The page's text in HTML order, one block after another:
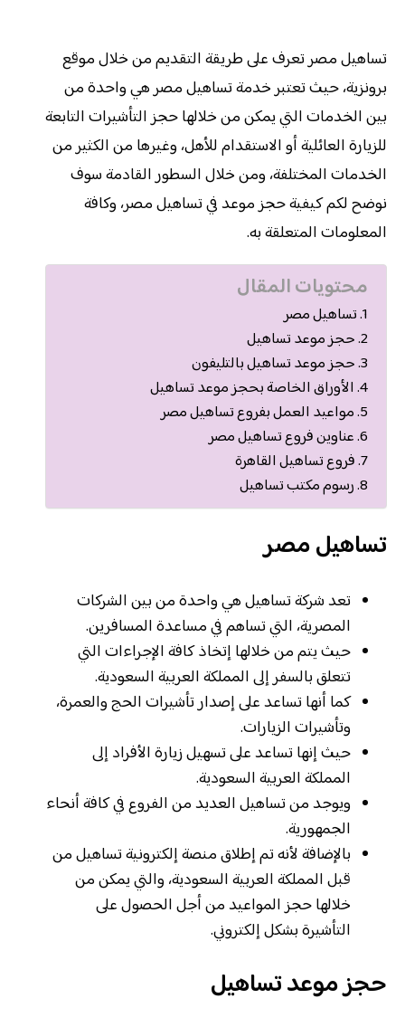
تساهيل مصر تعرف على طريقة التقديم من خلال موقع
برونزية، حيث تعتبر خدمة تساهيل مصر هي واحدة من
بين الخدمات التي يمكن من خلالها حجز التأشيرات التابعة
للزيارة العائلية أو الاستقدام للأهل، وغيرها من الكثير من
الخدمات المختلفة، ومن خلال السطور القادمة سوف
نوضح لكم كيفية حجز موعد في تساهيل مصر، وكافة
المعلومات المتعلقة به.
محتويات المقال
تساهيل مصر
حجز موعد تساهيل
حجز موعد تساهيل بالتليفون
الأوراق الخاصة بحجز موعد تساهيل
مواعيد العمل بفروع تساهيل مصر
عناوين فروع تساهيل مصر
فروع تساهيل القاهرة
رسوم مكتب تساهيل
تساهيل مصر
تعد شركة تساهيل هي واحدة من بين الشركات
المصرية، التي تساهم في مساعدة المسافرين.
حيث يتم من خلالها إتخاذ كافة الإجراءات التي
تتعلق بالسفر إلى المملكة العربية السعودية.
كما أنها تساعد على إصدار تأشيرات الحج والعمرة،
وتأشيرات الزيارات.
حيث إنها تساعد على تسهيل زيارة الأفراد إلى
المملكة العربية السعودية.
ويوجد من تساهيل العديد من الفروع في كافة أنحاء
الجمهورية.
بالإضافة لأنه تم إطلاق منصة إلكترونية تساهيل من
قبل المملكة العربية السعودية، والتي يمكن من
خلالها حجز المواعيد من أجل الحصول على
التأشيرة بشكل إلكتروني.
حجز موعد تساهيل